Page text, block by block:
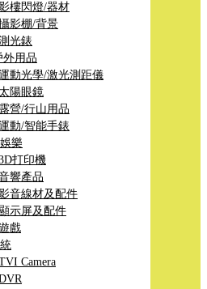
樓閃燈/器材
影棚/背景
光錶
外用品
動光學/激光測距儀
太陽眼鏡
露營/行山用品
動/智能手錶
樂
打印機
響產品
音線材及配件
示屏及配件
戲
Camera